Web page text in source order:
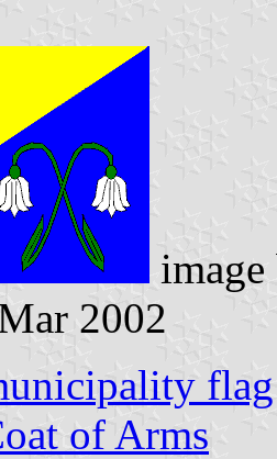
2002
flag
of Arms